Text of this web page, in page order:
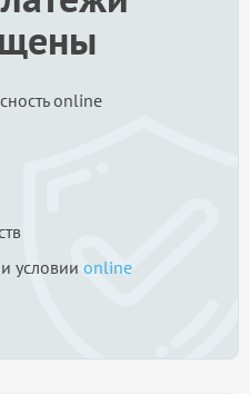
online
условии online